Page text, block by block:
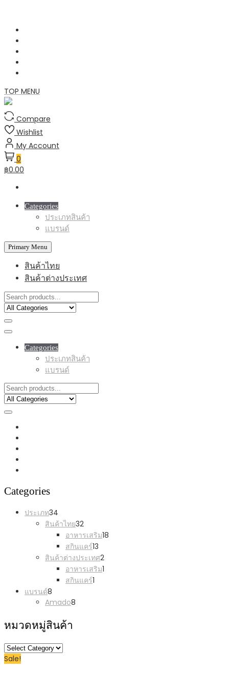
Skip
content
TOP MENU
Compare
Wishlist
My Account
0
฿0.00
Categories
ประเภทสินค้า
แบรนด์
Primary Menu
สินค้าไทย
สินค้าต่างประเทศ
Categories
ประเภทสินค้า
แบรนด์
Categories
ประเภท34
products
สินค้าไทย32
products
อาหารเสริม18
สกินแคร์13
products
สินค้าต่างประเทศ2
อาหารเสริม1
สกินแคร์1
แบรนด์8
products
Amado8
หมวดหมู่สินค้า
หมวด
หมู่
Sale!